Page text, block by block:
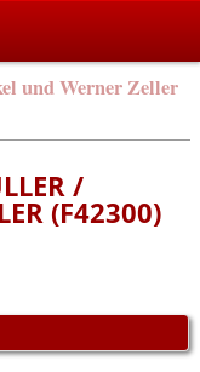
und Werner Zeller
/
(F42300)